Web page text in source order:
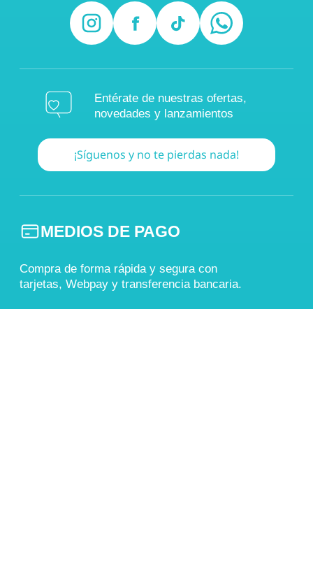
Entérate de nuestras ofertas,
novedades y lanzamientos
¡Síguenos y no te pierdas nada!
MEDIOS DE PAGO
Compra de forma rápida y segura con
tarjetas, Webpay y transferencia bancaria.